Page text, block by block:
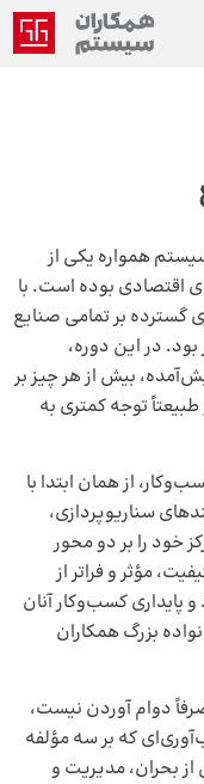
همواره یکی از
اقتصادی بوده است. با
گسترده بر تمامی صنایع
بود. در این دوره،
بیش از هر چیز بر
توجه کمتری به
از همان ابتدا با
سناریوپردازی،
خود را بر دو محور
مؤثر و فراتر از
پایداری کسب‌وکار آنان
بزرگ همکاران
دوام آوردن نیست،
که بر سه مؤلفه
بحران، مدیریت و